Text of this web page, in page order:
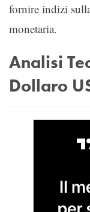
fornire indizi
monetaria.
Analisi
Dollaro